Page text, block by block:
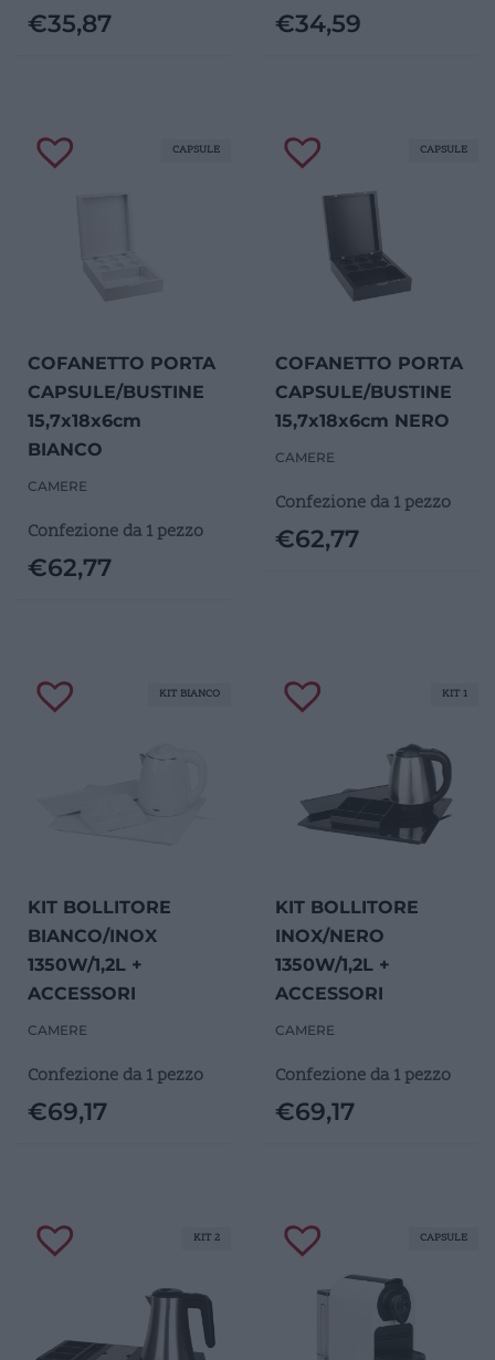
€35,87 €34,59
COFANETTO PORTA
CAPSULE/BUSTINE
15,7x18x6cm
BIANCO
CAMERE
Confezione da 1 pezzo
€62,77
CAPSULE
COFANETTO PORTA
CAPSULE/BUSTINE
15,7x18x6cm NERO
CAMERE
Confezione da 1 pezzo
€62,77
CAPSULE
KIT BOLLITORE
BIANCO/INOX
1350W/1,2L +
ACCESSORI
CAMERE
Confezione da 1 pezzo
€69,17
KIT BIANCO
KIT BOLLITORE
INOX/NERO
1350W/1,2L +
ACCESSORI
CAMERE
Confezione da 1 pezzo
€69,17
KIT 1
KIT 2 CAPSULE